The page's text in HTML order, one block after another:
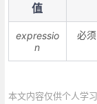
值
expressio
n
必
本文内容仅供个人学